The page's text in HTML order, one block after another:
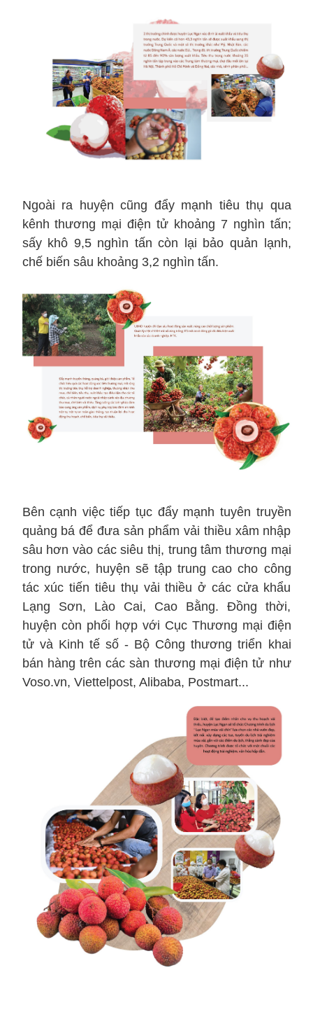
Ngoài ra huyện cũng đẩy mạnh tiêu thụ qua
kênh thương mại điện tử khoảng 7 nghìn tấn;
sấy khô 9,5 nghìn tấn còn lại bảo quản lạnh,
chế biến sâu khoảng 3,2 nghìn tấn.
Bên cạnh việc tiếp tục đẩy mạnh tuyên truyền
quảng bá để đưa sản phẩm vải thiều xâm nhập
sâu hơn vào các siêu thị, trung tâm thương mại
trong nước, huyện sẽ tập trung cao cho công
tác xúc tiến tiêu thụ vải thiều ở các cửa khẩu
Lạng Sơn, Lào Cai, Cao Bằng. Đồng thời,
huyện còn phối hợp với Cục Thương mại điện
tử và Kinh tế số - Bộ Công thương triển khai
bán hàng trên các sàn thương mại điện tử như
Voso.vn, Viettelpost, Alibaba, Postmart...